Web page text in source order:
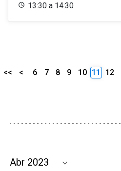
13:30 a 14:30
<< < 6 7 8 9 10 11 12